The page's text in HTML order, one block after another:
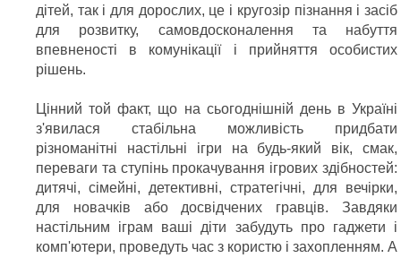
дітей, так і для дорослих, це і кругозір пізнання і засіб
для розвитку, самовдосконалення та набуття
впевненості в комунікації і прийняття особистих
рішень.
Цінний той факт, що на сьогоднішній день в Україні
з'явилася стабільна можливість придбати
різноманітні настільні ігри на будь-який вік, смак,
переваги та ступінь прокачування ігрових здібностей:
дитячі, сімейні, детективні, стратегічні, для вечірки,
для новачків або досвідчених гравців. Завдяки
настільним іграм ваші діти забудуть про гаджети і
комп'ютери, проведуть час з користю і захопленням. А